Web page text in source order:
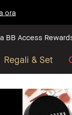
ora
Regali & Set
BB Access